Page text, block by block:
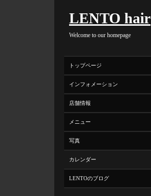
LENTO hair
Welcome to our homepage
トップページ
インフォメーション
店舗情報
メニュー
写真
カレンダー
LENTOのブログ